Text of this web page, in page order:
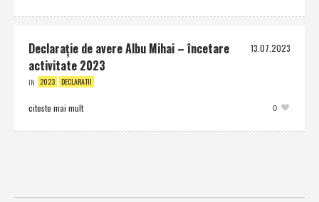
13.07.2023
Declaraţie de avere Albu Mihai – încetare
activitate 2023
IN 2023 DECLARATII
0
citeste mai mult